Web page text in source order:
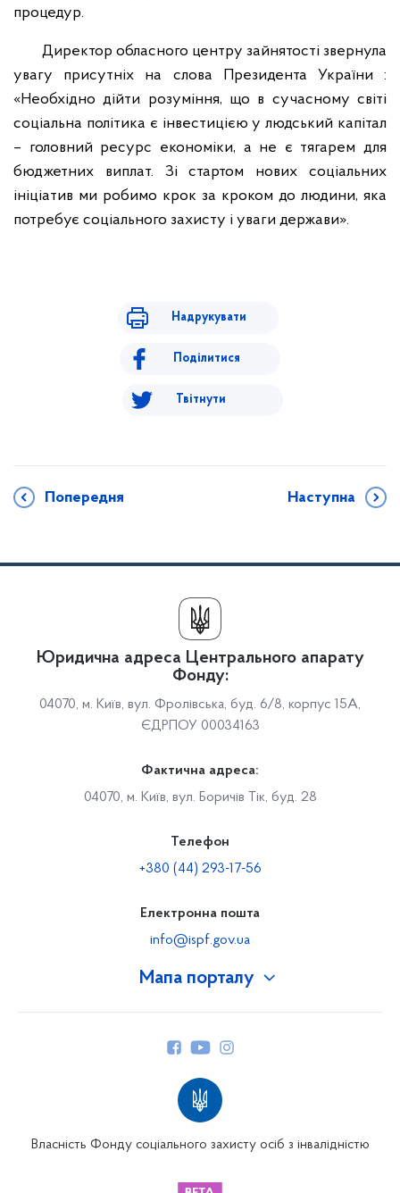
процедур.
Директор обласного центру зайнятості звернула
увагу присутніх на слова Президента України :
«Необхідно дійти розуміння, що в сучасному світі
соціальна політика є інвестицією у людський капітал
– головний ресурс економіки, а не є тягарем для
бюджетних виплат. Зі стартом нових соціальних
ініціатив ми робимо крок за кроком до людини, яка
потребує соціального захисту і уваги держави».
Надрукувати
Поділитися
Твітнути
Попередня Наступна
Мапа порталу
Юридична адреса Центрального апарату
Фонду:
04070, м. Київ, вул. Фролівська, буд. 6/8, корпус 15А,
ЄДРПОУ 00034163
Фактична адреса:
04070, м. Київ, вул. Боричів Тік, буд. 28
Телефон
+380 (44) 293-17-56
Електронна пошта
info@ispf.gov.ua
Власність Фонду соціального захисту осіб з інвалідністю